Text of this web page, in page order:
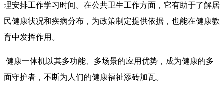
理安排工作学习时间。在公共卫生工作方面，它有助于了解居
民健康状况和疾病分布，为政策制定提供依据，也能在健康教
育中发挥作用。
健康一体机以其多功能、多场景的应用优势，成为健康的多
面守护者，不断为人们的健康福祉添砖加瓦。